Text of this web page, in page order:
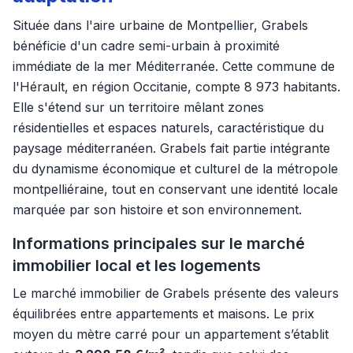
Située dans l'aire urbaine de Montpellier, Grabels
bénéficie d'un cadre semi-urbain à proximité
immédiate de la mer Méditerranée. Cette commune de
l'Hérault, en région Occitanie, compte 8 973 habitants.
Elle s'étend sur un territoire mêlant zones
résidentielles et espaces naturels, caractéristique du
paysage méditerranéen. Grabels fait partie intégrante
du dynamisme économique et culturel de la métropole
montpelliéraine, tout en conservant une identité locale
marquée par son histoire et son environnement.
Informations principales sur le marché
immobilier local et les logements
Le marché immobilier de Grabels présente des valeurs
équilibrées entre appartements et maisons. Le prix
moyen du mètre carré pour un appartement s’établit